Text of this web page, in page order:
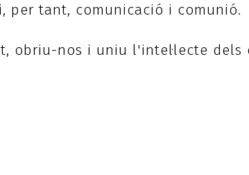
per tant, comunicació i comunió.
obriu-nos i uniu l'intel·lecte dels